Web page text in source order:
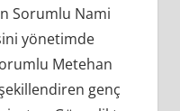
Sorumlu Nami
yönetimde
Metehan
genç